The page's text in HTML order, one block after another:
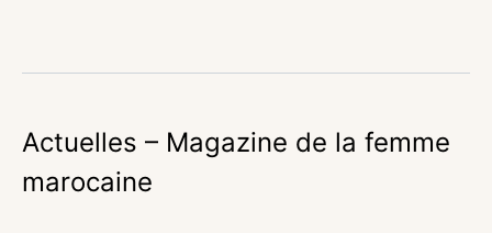
Actuelles – Magazine de la femme
marocaine